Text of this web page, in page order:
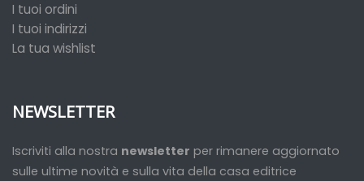
I tuoi ordini
I tuoi indirizzi
La tua wishlist
NEWSLETTER
Iscriviti alla nostra newsletter per rimanere aggiornato
sulle ultime novità e sulla vita della casa editrice